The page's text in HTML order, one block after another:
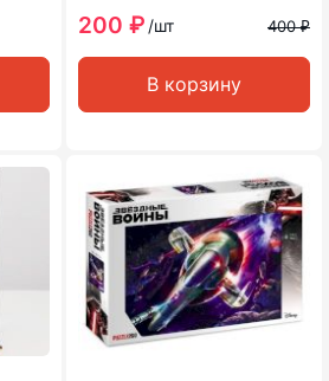
200 ₽ /шт 400 ₽
В корзину